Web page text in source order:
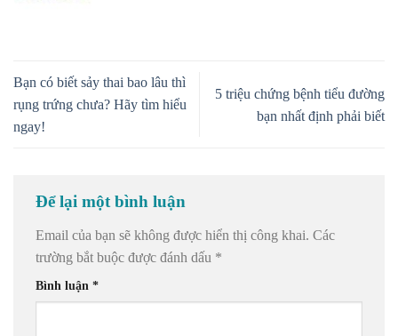
Bạn có biết sảy thai bao lâu thì
rụng trứng chưa? Hãy tìm hiểu
ngay!
5 triệu chứng bệnh tiểu đường
bạn nhất định phải biết
Để lại một bình luận
Email của bạn sẽ không được hiển thị công khai. Các
trường bắt buộc được đánh dấu *
Bình luận *